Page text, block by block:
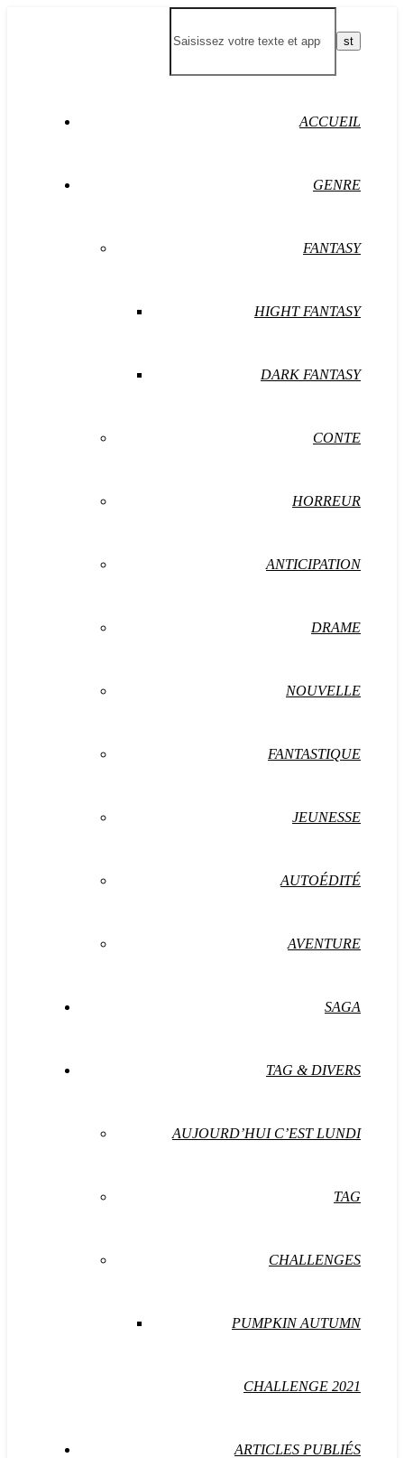
ACCUEIL
GENRE
FANTASY
HIGHT FANTASY
DARK FANTASY
CONTE
HORREUR
ANTICIPATION
DRAME
NOUVELLE
FANTASTIQUE
JEUNESSE
AUTOÉDITÉ
AVENTURE
SAGA
TAG & DIVERS
AUJOURD’HUI C’EST LUNDI
TAG
CHALLENGES
PUMPKIN AUTUMN
CHALLENGE 2021
ARTICLES PUBLIÉS